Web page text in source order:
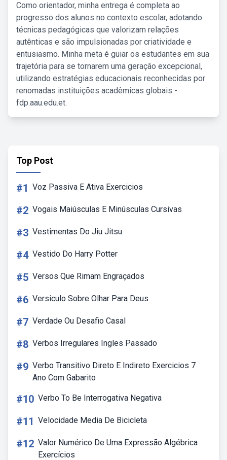
Como orientador, minha entrega é completa ao
progresso dos alunos no contexto escolar, adotando
técnicas pedagógicas que valorizam relações
autênticas e são impulsionadas por criatividade e
entusiasmo. Minha meta é guiar os estudantes em sua
trajetória para se tornarem uma geração excepcional,
utilizando estratégias educacionais reconhecidas por
renomadas instituições acadêmicas globais -
fdp.aau.edu.et.
Top Post
#1 Voz Passiva E Ativa Exercicios
#2 Vogais Maiúsculas E Minúsculas Cursivas
#3 Vestimentas Do Jiu Jitsu
#4 Vestido Do Harry Potter
#5 Versos Que Rimam Engraçados
#6 Versiculo Sobre Olhar Para Deus
#7 Verdade Ou Desafio Casal
#8 Verbos Irregulares Ingles Passado
#9 Verbo Transitivo Direto E Indireto Exercicios 7
Ano Com Gabarito
#10 Verbo To Be Interrogativa Negativa
#11 Velocidade Media De Bicicleta
#12 Valor Numérico De Uma Expressão Algébrica
Exercícios